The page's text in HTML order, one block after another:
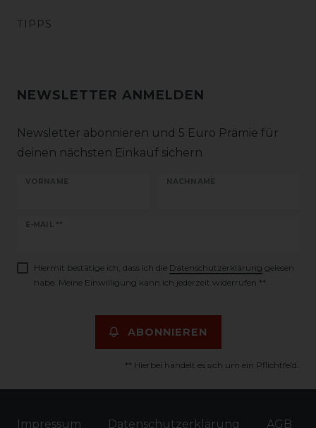
TIPPS
NEWSLETTER ANMELDEN
Newsletter abonnieren und 5 Euro Prämie für
deinen nächsten Einkauf sichern
VORNAME NACHNAME
E-MAIL **
Newsletter
Hiermit bestätige ich, dass ich die Daten­schutz­erklärung gelesen
habe. Meine Einwilligung kann ich jederzeit widerrufen.**
ABONNIEREN
** Hierbei handelt es sich um ein Pflichtfeld.
Impressum Daten­schutz­erklärung AGB